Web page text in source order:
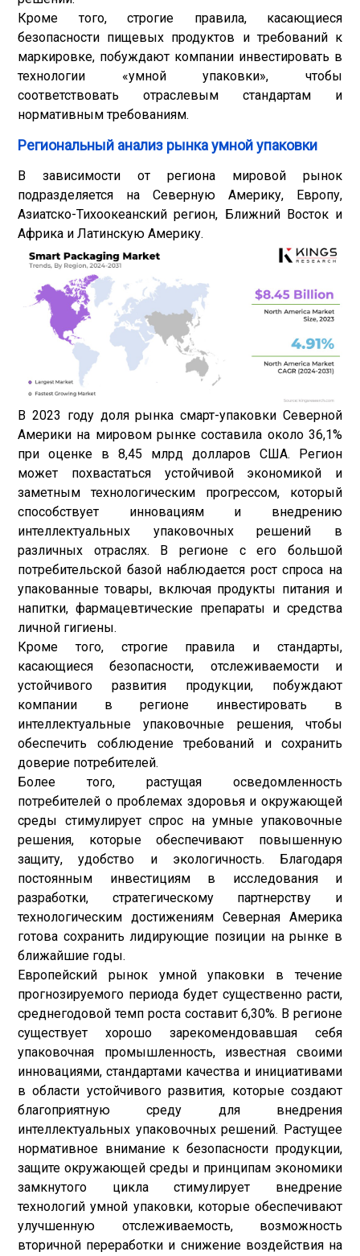
Кроме того, строгие правила, касающиеся
безопасности пищевых продуктов и требований к
маркировке, побуждают компании инвестировать в
технологии «умной упаковки», чтобы
соответствовать отраслевым стандартам и
нормативным требованиям.
Региональный анализ рынка умной упаковки
В зависимости от региона мировой рынок
подразделяется на Северную Америку, Европу,
Азиатско-Тихоокеанский регион, Ближний Восток и
Африка и Латинскую Америку.
В 2023 году доля рынка смарт-упаковки Северной
Америки на мировом рынке составила около 36,1%
при оценке в 8,45 млрд долларов США. Регион
может похвастаться устойчивой экономикой и
заметным технологическим прогрессом, который
способствует инновациям и внедрению
интеллектуальных упаковочных решений в
различных отраслях. В регионе с его большой
потребительской базой наблюдается рост спроса на
упакованные товары, включая продукты питания и
напитки, фармацевтические препараты и средства
личной гигиены.
Кроме того, строгие правила и стандарты,
касающиеся безопасности, отслеживаемости и
устойчивого развития продукции, побуждают
компании в регионе инвестировать в
интеллектуальные упаковочные решения, чтобы
обеспечить соблюдение требований и сохранить
доверие потребителей.
Более того, растущая осведомленность
потребителей о проблемах здоровья и окружающей
среды стимулирует спрос на умные упаковочные
решения, которые обеспечивают повышенную
защиту, удобство и экологичность. Благодаря
постоянным инвестициям в исследования и
разработки, стратегическому партнерству и
технологическим достижениям Северная Америка
готова сохранить лидирующие позиции на рынке в
ближайшие годы.
Европейский рынок умной упаковки в течение
прогнозируемого периода будет существенно расти,
среднегодовой темп роста составит 6,30%. В регионе
существует хорошо зарекомендовавшая себя
упаковочная промышленность, известная своими
инновациями, стандартами качества и инициативами
в области устойчивого развития, которые создают
благоприятную среду для внедрения
интеллектуальных упаковочных решений. Растущее
нормативное внимание к безопасности продукции,
защите окружающей среды и принципам экономики
замкнутого цикла стимулирует внедрение
технологий умной упаковки, которые обеспечивают
улучшенную отслеживаемость, возможность
вторичной переработки и снижение воздействия на